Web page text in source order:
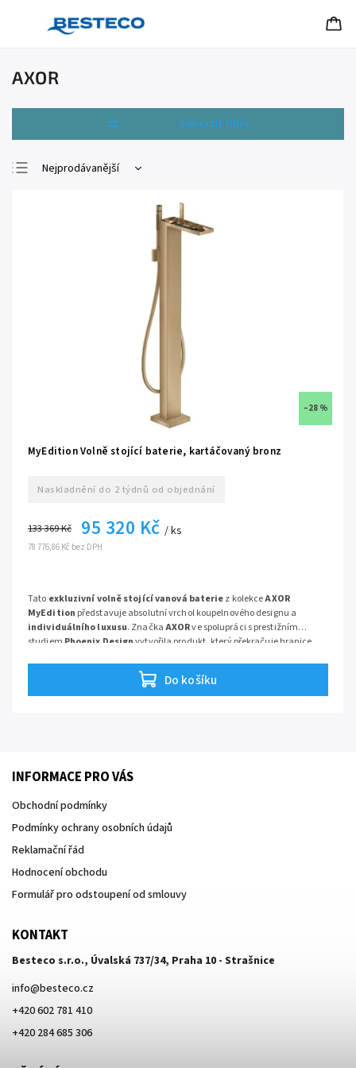
AXOR
Nejprodávanější
–28 %
MyEdition Volně stojící baterie, kartáčovaný bronz
Naskladnění do 2 týdnů od objednání
78 776,86 Kč bez DPH
133 369 Kč 95 320 Kč / ks
Do košíku
Tato exkluzivní volně stojící vanová bateriez kolekceAXOR
MyEdition představuje absolutní vrchol koupelnového designu a
individuálního luxusu. ZnačkaAXORve spolupráci s prestižním
studiem Phoenix Designvytvořila produkt, který překračuje hranice
úchvatné povrchové úpravě
nabízí lineární, minimalistický design, který lze personalizovat pomocí
vyměnitelných krycích desek. Díky pokročilé technologiiPowderRaina
INFORMACE PRO VÁS
Obchodní podmínky
Podmínky ochrany osobních údajů
Reklamační řád
Hodnocení obchodu
Formulář pro odstoupení od smlouvy
KONTAKT
Besteco s.r.o., Úvalská 737/34, Praha 10 - Strašnice
info@besteco.cz
+420 602 781 410
+420 284 685 306